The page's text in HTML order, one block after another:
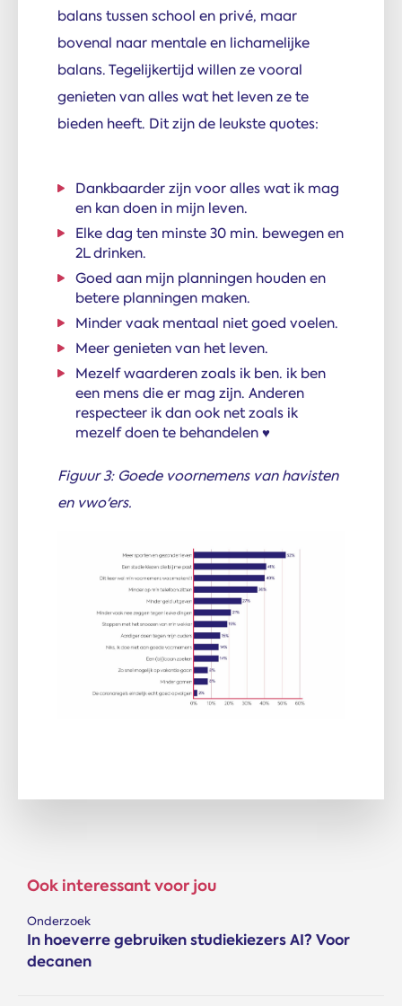
balans tussen school en privé, maar
bovenal naar mentale en lichamelijke
balans. Tegelijkertijd willen ze vooral
genieten van alles wat het leven ze te
bieden heeft. Dit zijn de leukste quotes:
Dankbaarder zijn voor alles wat ik mag
en kan doen in mijn leven.
Elke dag ten minste 30 min. bewegen en
2L drinken.
Goed aan mijn planningen houden en
betere planningen maken.
Minder vaak mentaal niet goed voelen.
Meer genieten van het leven.
Mezelf waarderen zoals ik ben. ik ben
een mens die er mag zijn. Anderen
respecteer ik dan ook net zoals ik
mezelf doen te behandelen ♥️
Figuur 3: Goede voornemens van havisten
en vwo'ers.
Ook interessant voor jou
Onderzoek
In hoeverre gebruiken studiekiezers AI? Voor
decanen